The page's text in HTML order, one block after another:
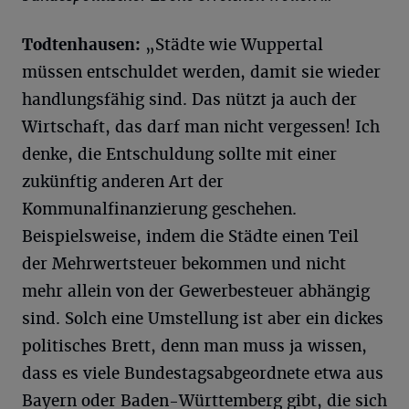
Todtenhausen: „Städte wie Wuppertal
müssen entschuldet werden, damit sie wieder
handlungsfähig sind. Das nützt ja auch der
Wirtschaft, das darf man nicht vergessen! Ich
denke, die Entschuldung sollte mit einer
zukünftig anderen Art der
Kommunalfinanzierung geschehen.
Beispielsweise, indem die Städte einen Teil
der Mehrwertsteuer bekommen und nicht
mehr allein von der Gewerbesteuer abhängig
sind. Solch eine Umstellung ist aber ein dickes
politisches Brett, denn man muss ja wissen,
dass es viele Bundestagsabgeordnete etwa aus
Bayern oder Baden-Württemberg gibt, die sich